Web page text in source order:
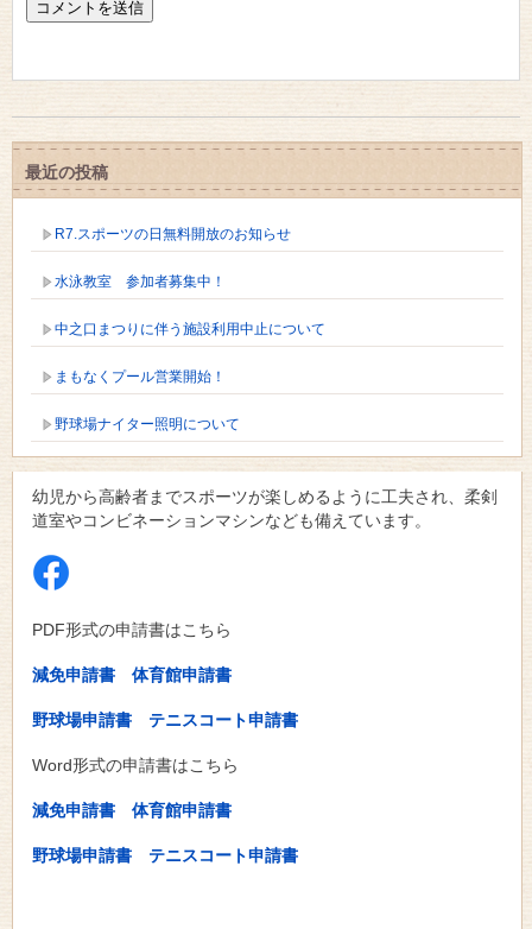
最近の投稿
R7.スポーツの日無料開放のお知らせ
水泳教室 参加者募集中！
中之口まつりに伴う施設利用中止について
まもなくプール営業開始！
野球場ナイター照明について
幼児から高齢者までスポーツが楽しめるように工夫され、柔剣
道室やコンビネーションマシンなども備えています。
PDF形式の申請書はこちら
減免申請書 体育館申請書
野球場申請書 テニスコート申請書
Word形式の申請書はこちら
減免申請書 体育館申請書
野球場申請書 テニスコート申請書